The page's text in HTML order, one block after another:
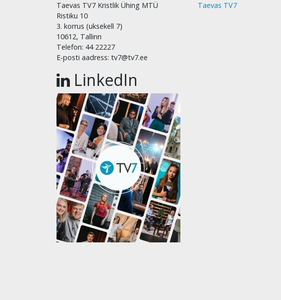
Taevas TV7 Kristlik Ühing MTÜ
Ristiku 10
3. korrus (uksekell 7)
10612, Tallinn
Telefon: 44 22227
E-posti aadress: tv7@tv7.ee
LinkedIn
Taevas TV7